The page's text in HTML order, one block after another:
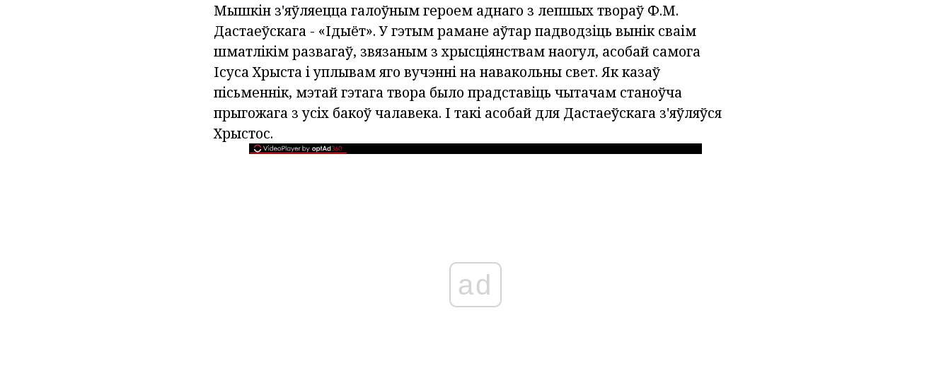
Мышкін з'яўляецца галоўным героем аднаго з лепшых твораў Ф.М.
Дастаеўскага - «Ідыёт». У гэтым рамане аўтар падводзіць вынік сваім
шматлікім развагаў, звязаным з хрысціянствам наогул, асобай самога
Ісуса Хрыста і уплывам яго вучэнні на навакольны свет. Як казаў
пісьменнік, мэтай гэтага твора было прадставіць чытачам станоўча
прыгожага з усіх бакоў чалавека. І такі асобай для Дастаеўскага з'яўляўся
Хрыстос.
ad